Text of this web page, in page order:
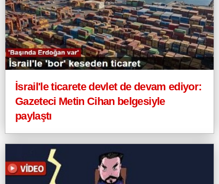
İsrail'le ticarete devlet de devam ediyor:
Gazeteci Metin Cihan belgesiyle
paylaştı